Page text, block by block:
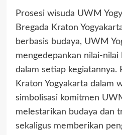
Prosesi wisuda UWM
Bregada Kraton
berbasis budaya, UWM
mengedepankan nilai-nilai
dalam setiap kegiatannya.
Kraton Yogyakarta dalam
simbolisasi komitmen
melestarikan budaya dan
sekaligus memberikan